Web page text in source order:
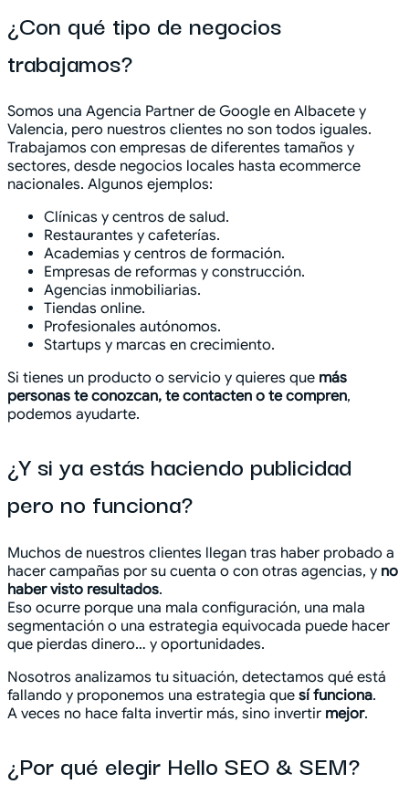
¿Con qué tipo de negocios
trabajamos?
Somos una Agencia Partner de Google en Albacete y
Valencia, pero nuestros clientes no son todos iguales.
Trabajamos con empresas de diferentes tamaños y
sectores, desde negocios locales hasta ecommerce
nacionales. Algunos ejemplos:
Clínicas y centros de salud.
Restaurantes y cafeterías.
Academias y centros de formación.
Empresas de reformas y construcción.
Agencias inmobiliarias.
Tiendas online.
Profesionales autónomos.
Startups y marcas en crecimiento.
Si tienes un producto o servicio y quieres que más
personas te conozcan, te contacten o te compren,
podemos ayudarte.
¿Y si ya estás haciendo publicidad
pero no funciona?
Muchos de nuestros clientes llegan tras haber probado a
hacer campañas por su cuenta o con otras agencias, y no
haber visto resultados.
Eso ocurre porque una mala configuración, una mala
segmentación o una estrategia equivocada puede hacer
que pierdas dinero… y oportunidades.
Nosotros analizamos tu situación, detectamos qué está
fallando y proponemos una estrategia que sí funciona.
A veces no hace falta invertir más, sino invertir mejor.
¿Por qué elegir Hello SEO & SEM?